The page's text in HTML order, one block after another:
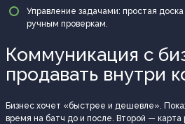
Управление задачами: простая
ручным проверкам.
Коммуникация с
продавать внутри
Бизнес хочет «быстрее и дешевле».
время на батч до и после. Второй — карта